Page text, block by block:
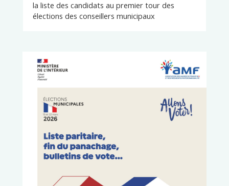
la liste des candidats au premier tour des
élections des conseillers municipaux